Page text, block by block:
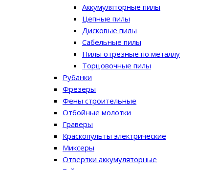
Аккумуляторные пилы
Цепные пилы
Дисковые пилы
Сабельные пилы
Пилы отрезные по металлу
Торцовочные пилы
Рубанки
Фрезеры
Фены строительные
Отбойные молотки
Граверы
Краскопульты электрические
Миксеры
Отвертки аккумуляторные